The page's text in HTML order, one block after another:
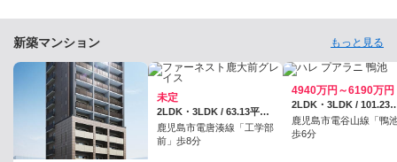
つの間にか僕はフリーランスになっていた。退職後1年くらいは長野や
新築マンション もっと見る
未定
2LDK・3LDK / 63.13平米～82.06平米
鹿児島市電唐湊線「工学部
前」歩8分
4940万円～6190万円
2LDK・3LDK / 101.23平米、
鹿児島市電谷山線「鴨
歩6分